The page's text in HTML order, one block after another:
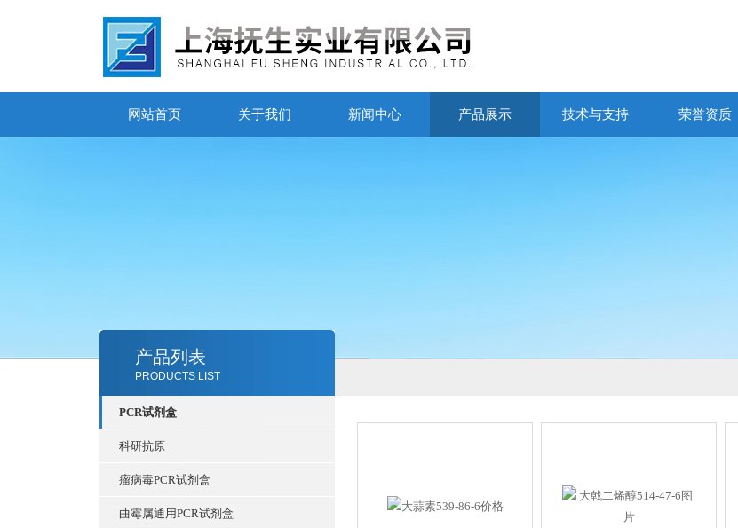
网站首页 关于我们 新闻中心 产品展示 技术与支持 荣誉资质
产品列表
PRODUCTS LIST
PCR试剂盒
科研抗原
瘤病毒PCR试剂盒
曲霉属通用PCR试剂盒